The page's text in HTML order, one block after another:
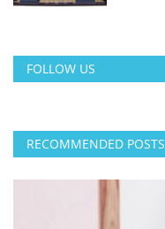
FOLLOW US
RECOMMENDED POSTS